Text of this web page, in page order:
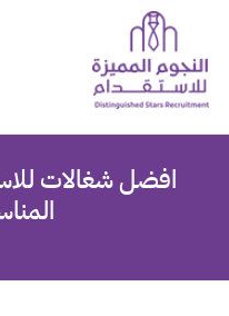
افضل شغالات